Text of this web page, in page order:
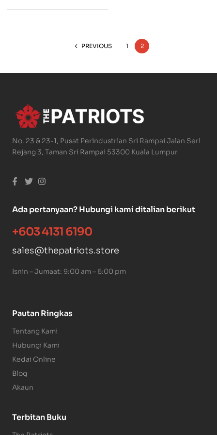
PREVIOUS 1 2
No. 23 & 23-1, Pusat Perindustrian Sri Rampai Jalan Seri
Rejang 3, Taman Sri Rampai 53300 Kuala Lumpur
Ada pertanyaan? Hubungi kami ditalian berikut
+603 4131 6190
sales@thepatriots.store
Isnin – Jumaat: 9:00 am – 6:00 pm
Pautan Ringkas
Tentang Kami
Hubungi Kami
Kedai Online
Blog
Akaun
Terbitan Buku